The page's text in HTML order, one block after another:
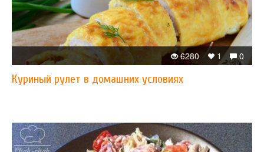
0
1
6280
Куриный рулет в домашних условиях